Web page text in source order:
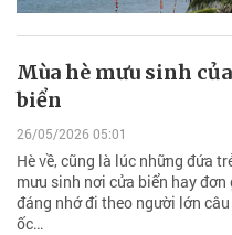
Mùa hè mưu sinh
biển
26/05/2026 05:01
Hè về, cũng là lúc những đứa
mưu sinh nơi cửa biển hay
đáng nhớ đi theo người lớn
ốc…